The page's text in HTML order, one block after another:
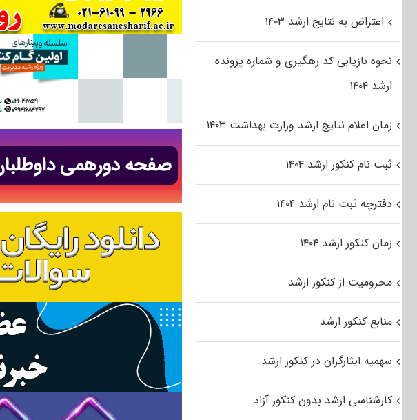
اعتراض به نتایج ارشد ۱۴۰۳
نحوه بازیابی کد رهگیری و شماره پرونده
ارشد ۱۴۰۴
زمان اعلام نتایج ارشد وزارت بهداشت ۱۴۰۳
ثبت نام کنکور ارشد ۱۴۰۴
دفترچه ثبت نام ارشد ۱۴۰۴
زمان کنکور ارشد ۱۴۰۴
محرومیت از کنکور ارشد
منابع کنکور ارشد
سهمیه ایثارگران در کنکور ارشد
کارشناسی ارشد بدون کنکور آزاد